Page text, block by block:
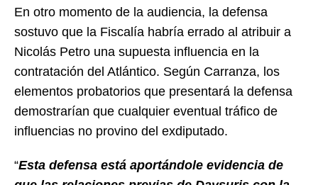
En otro momento de la audiencia, la defensa
sostuvo que la Fiscalía habría errado al atribuir a
Nicolás Petro una supuesta influencia en la
contratación del Atlántico. Según Carranza, los
elementos probatorios que presentará la defensa
demostrarían que cualquier eventual tráfico de
influencias no provino del exdiputado.
“Esta defensa está aportándole evidencia de